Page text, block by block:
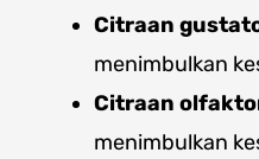
Citraan
menimbulkan
Citraan
menimbulkan